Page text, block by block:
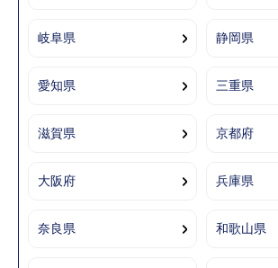
岐阜県 静岡県
愛知県 三重県
滋賀県 京都府
大阪府 兵庫県
奈良県 和歌山県